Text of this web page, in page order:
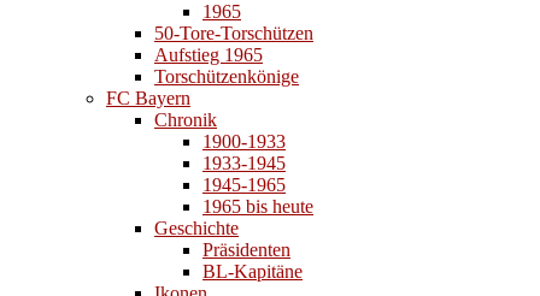
1965
50-Tore-Torschützen
Aufstieg 1965
Torschützenkönige
FC Bayern
Chronik
1900-1933
1933-1945
1945-1965
1965 bis heute
Geschichte
Präsidenten
BL-Kapitäne